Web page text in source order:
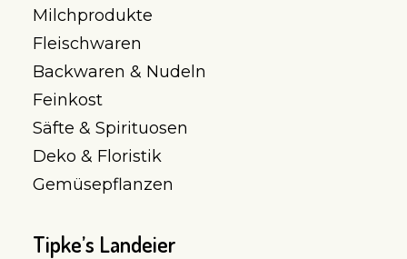
Milchprodukte
Fleischwaren
Backwaren & Nudeln
Feinkost
Säfte & Spirituosen
Deko & Floristik
Gemüsepflanzen
Tipke’s Landeier